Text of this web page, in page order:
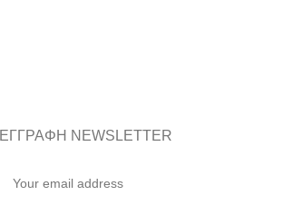
ΕΓΓΡΑΦΗ NEWSLETTER